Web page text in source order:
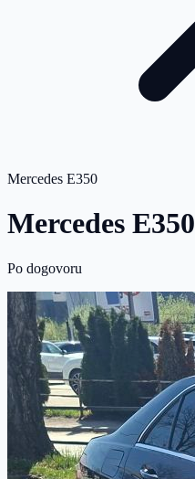
Mercedes E350
Mercedes E350
Po dogovoru